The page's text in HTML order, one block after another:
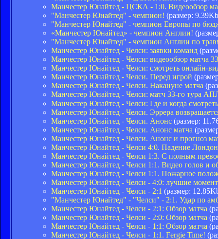
Манчестер Юнайтед - ЦСКА - 1:0. Видеообзор
"Манчестер Юнайтед" - чемпион! (размер:
"Манчестер Юнайтед" - чемпион Европы по
«Манчестер Юнайтед» - чемпион Англии!
"Манчестер Юнайтед" - чемпион Англии по
Манчестер Юнайтед - Челси: заявки команд
Манчестер Юнайтед - Челси: видеообзор матча
Манчестер Юнайтед - Челси: смотреть онлайн-
Манчестер Юнайтед - Челси. Перед игрой
Манчестер Юнайтед - Челси. Накануне матча
Манчестер Юнайтед - Челси: матч 33-го тура
Манчестер Юнайтед - Челси: Где и когда
Манчестер Юнайтед - Челси. Эррера
Манчестер Юнайтед - Челси. Анонс (размер:
Манчестер Юнайтед - Челси. Анонс матча
Манчестер Юнайтед - Челси. Анонс и прогноз
Манчестер Юнайтед - Челси 4:0. Падение
Манчестер Юнайтед - Челси 1:3. С полным
Манчестер Юнайтед - Челси 1:1. Видео голов и
Манчестер Юнайтед - Челси 1:1. Пожарное
Манчестер Юнайтед - Челси - 4:0: лучшие
Манчестер Юнайтед - Челси - 2:1 (размер:
"Манчестер Юнайтед" - "Челси" - 2:1. Удар по
Манчестер Юнайтед - Челси - 2:1: Обзор матча
Манчестер Юнайтед - Челси - 2:0: Обзор матча
Манчестер Юнайтед - Челси - 1:1: Обзор матча
Манчестер Юнайтед - Челси - 1:1. Fergie Time!